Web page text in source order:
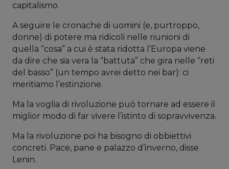
capitalismo.
A seguire le cronache di uomini (e, purtroppo,
donne) di potere ma ridicoli nelle riunioni di
quella “cosa” a cui è stata ridotta l’Europa viene
da dire che sia vera la “battuta” che gira nelle “reti
del basso” (un tempo avrei detto nei bar): ci
meritiamo l’estinzione.
Ma la voglia di rivoluzione può tornare ad essere il
miglior modo di far vivere l’istinto di sopravvivenza.
Ma la rivoluzione poi ha bisogno di obbiettivi
concreti. Pace, pane e palazzo d’inverno, disse
Lenin.